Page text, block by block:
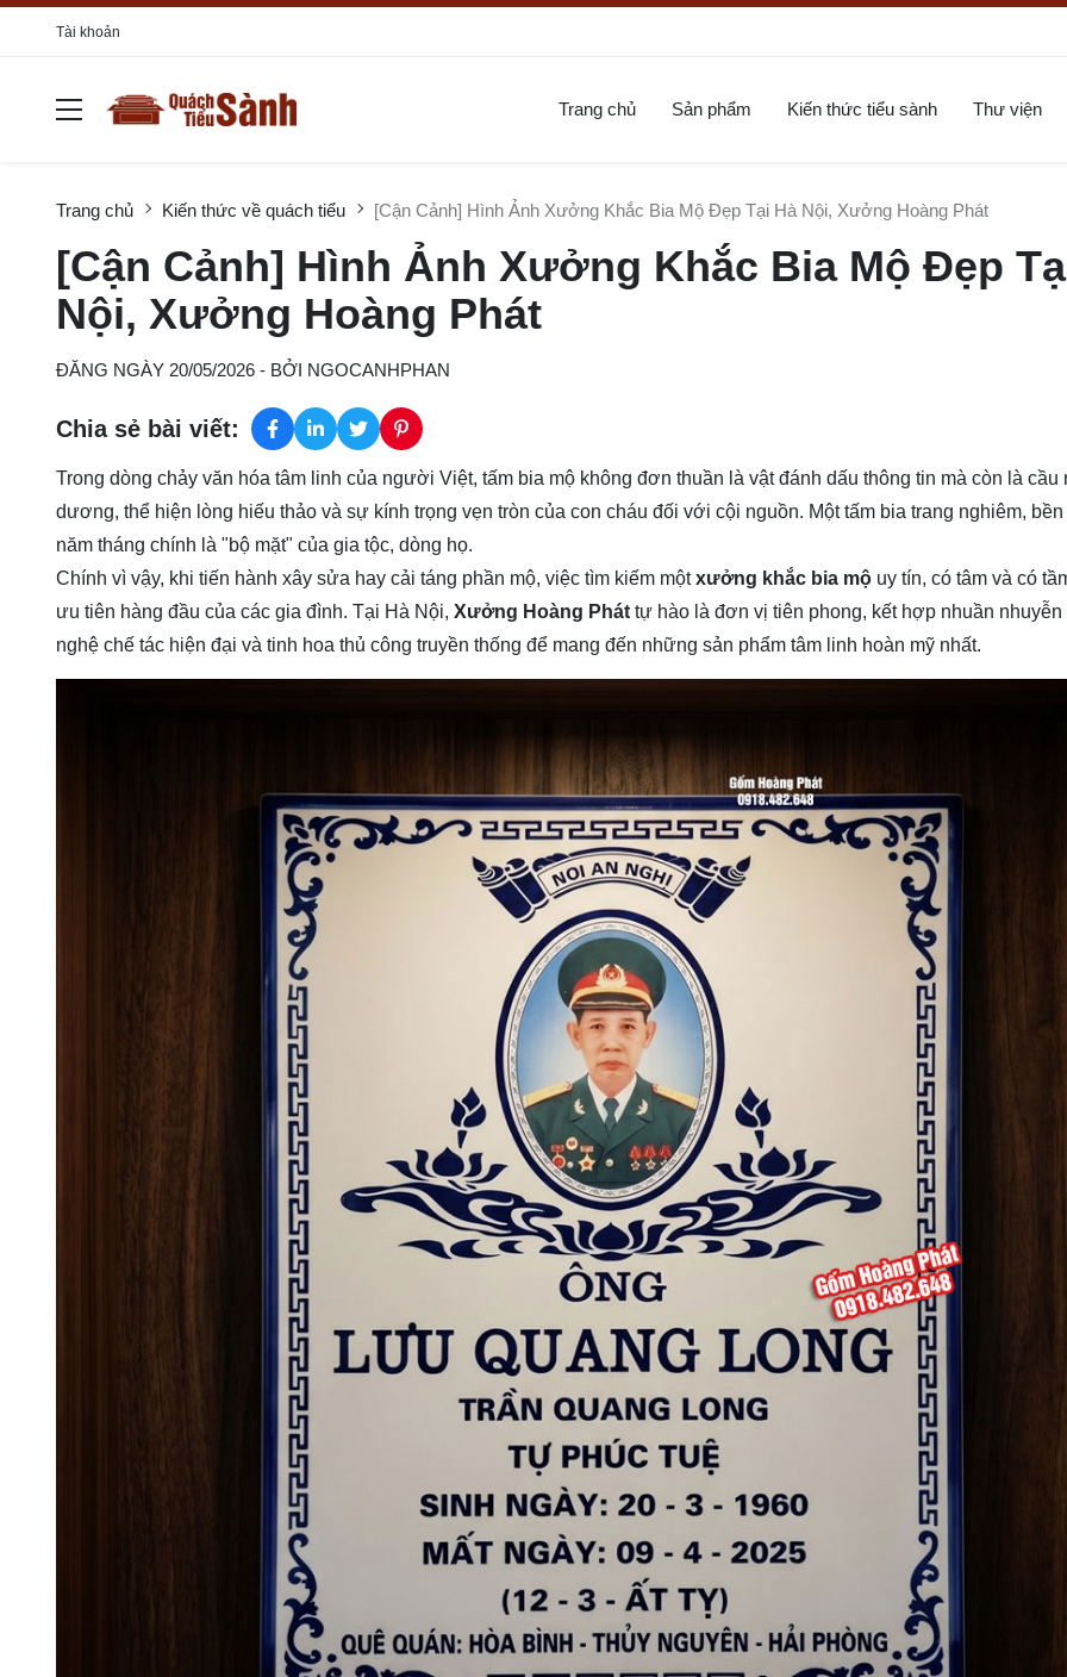
Tài khoản
Trang chủ Sản phẩm Kiến thức tiểu sành Thư viện
Trang chủ Kiến thức về quách tiểu [Cận Cảnh] Hình Ảnh Xưởng Khắc Bia Mộ Đẹp Tại Hà Nội, Xưởng Hoàng Phát
[Cận Cảnh] Hình Ảnh Xưởng Khắc Bia Mộ Đẹp
Nội, Xưởng Hoàng Phát
ĐĂNG NGÀY 20/05/2026 - BỞI NGOCANHPHAN
Chia sẻ bài viết:
Trong dòng chảy văn hóa tâm linh của người Việt, tấm bia mộ không đơn thuần là vật đánh dấu thông tin mà còn là cầu
dương, thể hiện lòng hiếu thảo và sự kính trọng vẹn tròn của con cháu đối với cội nguồn. Một tấm bia trang nghiêm,
năm tháng chính là "bộ mặt" của gia tộc, dòng họ.
Chính vì vậy, khi tiến hành xây sửa hay cải táng phần mộ, việc tìm kiếm mộtxưởng khắc bia mộ uy tín, có tâm và có
ưu tiên hàng đầu của các gia đình. Tại Hà Nội, Xưởng Hoàng Phát tự hào là đơn vị tiên phong, kết hợp nhuần
nghệ chế tác hiện đại và tinh hoa thủ công truyền thống để mang đến những sản phẩm tâm linh hoàn mỹ nhất.